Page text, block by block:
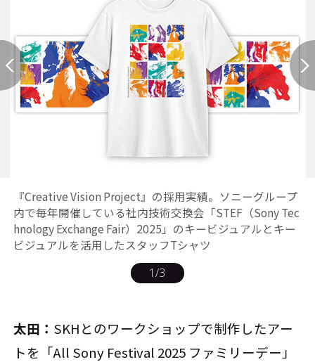
『Creative Vision Project』の採用実績。ソニーグループ
内で毎年開催している社内技術交換会「STEF（Sony Tec
hnology Exchange Fair）2025」のキービジュアルとキー
ビジュアルを活用したスタッフTシャツ
1/3
太田： SKHとのワークショップで制作したアー
トを「All Sony Festival 2025 ファミリーデー」